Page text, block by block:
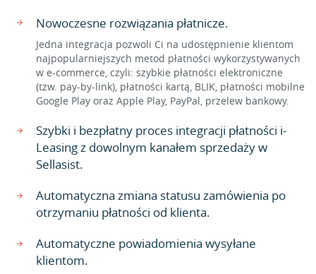
Nowoczesne rozwiązania płatnicze.
Jedna integracja pozwoli Ci na udostępnienie klientom
najpopularniejszych metod płatności wykorzystywanych
w e-commerce, czyli: szybkie płatności elektroniczne
(tzw. pay-by-link), płatności kartą, BLIK, płatności mobilne
Google Play oraz Apple Play, PayPal, przelew bankowy.
Szybki i bezpłatny proces integracji płatności i-
Leasing z dowolnym kanałem sprzedaży w
Sellasist.
Automatyczna zmiana statusu zamówienia po
otrzymaniu płatności od klienta.
Automatyczne powiadomienia wysyłane
klientom.